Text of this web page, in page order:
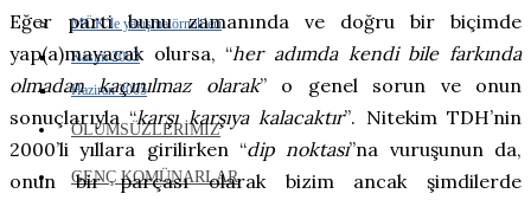
MÖK’le yazışma örnekleri
Kasım 2003
Haziran 2005
ÖLÜMSÜZLERIMIZ
GENÇ KOMÜNARLAR
Eğer parti bunu zamanında ve doğru bir biçimde
yap(a)mayacak olursa, “her adımda kendi bile farkında
olmadan kaçınılmaz olarak”o genel sorun ve onun
sonuçlarıyla “karşı karşıya kalacaktır”. Nitekim TDH’nin
2000’li yıllara girilirken “dip noktası”na vuruşunun da,
onun bir parçası olarak bizim ancak şimdilerde